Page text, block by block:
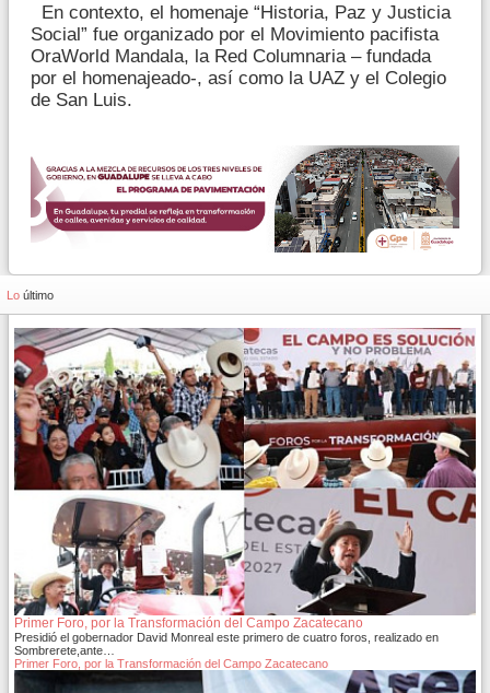
En contexto, el homenaje “Historia, Paz y Justicia
Social” fue organizado por el Movimiento pacifista
OraWorld Mandala, la Red Columnaria – fundada
por el homenajeado-, así como la UAZ y el Colegio
de San Luis.
Lo último
Primer Foro, por la Transformación del Campo Zacatecano
Presidió el gobernador David Monreal este primero de cuatro foros, realizado en
Sombrerete,ante…
Primer Foro, por la Transformación del Campo Zacatecano